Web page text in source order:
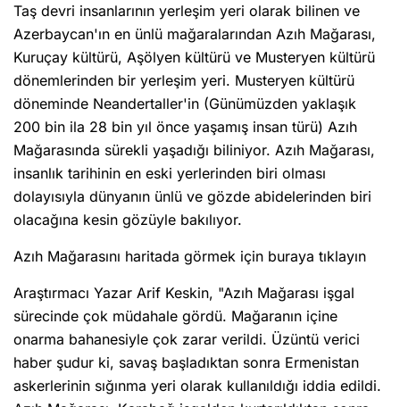
Taş devri insanlarının yerleşim yeri olarak bilinen ve
Azerbaycan'ın en ünlü mağaralarından Azıh Mağarası,
Kuruçay kültürü, Aşölyen kültürü ve Musteryen kültürü
dönemlerinden bir yerleşim yeri. Musteryen kültürü
döneminde Neandertaller'in (Günümüzden yaklaşık
200 bin ila 28 bin yıl önce yaşamış insan türü) Azıh
Mağarasında sürekli yaşadığı biliniyor. Azıh Mağarası,
insanlık tarihinin en eski yerlerinden biri olması
dolayısıyla dünyanın ünlü ve gözde abidelerinden biri
olacağına kesin gözüyle bakılıyor.
Azıh Mağarasını haritada görmek için buraya tıklayın
Araştırmacı Yazar Arif Keskin, "Azıh Mağarası işgal
sürecinde çok müdahale gördü. Mağaranın içine
onarma bahanesiyle çok zarar verildi. Üzüntü verici
haber şudur ki, savaş başladıktan sonra Ermenistan
askerlerinin sığınma yeri olarak kullanıldığı iddia edildi.